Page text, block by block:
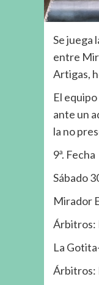
Se juega
entre
Artigas,
El
ante un
la no
9ª. Fecha
Sábado
Mirador
Árbitros:
La
Árbitros: